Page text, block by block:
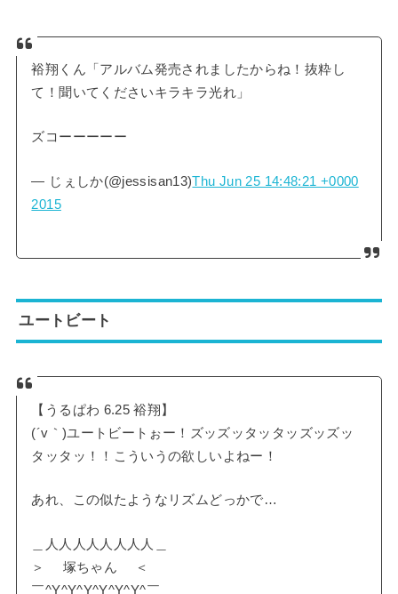
裕翔くん「アルバム発売されましたからね！抜粋し
て！聞いてくださいキラキラ光れ」
ズコーーーーー
— じぇしか(@jessisan13)Thu Jun 25 14:48:21 +0000
2015
ユートビート
【うるぱわ 6.25 裕翔】
(´v｀)ユートビートぉー！ズッズッタッタッズッズッ
タッタッ！！こういうの欲しいよねー！
あれ、この似たようなリズムどっかで…
＿人人人人人人人人＿
＞ 塚ちゃん ＜
￣^Y^Y^Y^Y^Y^Y^￣